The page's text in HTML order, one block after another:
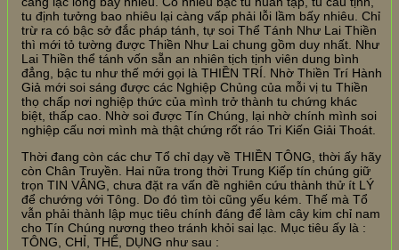
tu định tưởng bao nhiêu lại càng vấp phải lỗi lầm bấy nhiêu. Chỉ
trừ ra có bậc sở đắc pháp tánh, tự soi Thể Tánh Như Lai Thiền
thì mới tỏ tường được Thiền Như Lai chung gồm duy nhất. Như
Lai Thiền thể tánh vốn sẵn an nhiên tịch tịnh viên dung bình
đẳng, bậc tu như thế mới gọi là THIỀN TRÍ. Nhờ Thiền Trí Hành
Giả mới soi sáng được các Nghiệp Chủng của mỗi vị tu Thiền
thọ chấp nơi nghiệp thức của mình trở thành tu chứng khác
biệt, thấp cao. Nhờ soi được Tín Chúng, lại nhờ chính mình soi
nghiệp cấu nơi mình mà thật chứng rốt ráo Tri Kiến Giải Thoát.
Thời đang còn các chư Tổ chỉ dạy về THIỀN TÔNG, thời ấy hãy
còn Chân Truyền. Hai nữa trong thời Trung Kiếp tín chúng giữ
trọn TIN VÂNG, chưa đặt ra vấn đề nghiên cứu thành thử ít LÝ
để chướng với Tông. Do đó tìm tòi cũng yếu kém. Thế mà Tổ
vẫn phải thành lập mục tiêu chính đáng để làm cây kim chỉ nam
cho Tín Chúng nương theo tránh khỏi sai lạc. Mục tiêu ấy là :
TÔNG, CHỈ, THỂ, DỤNG như sau :